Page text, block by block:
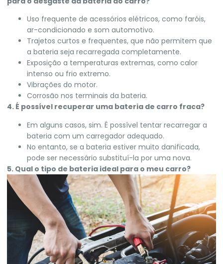
Uso frequente de acessórios elétricos, como faróis,
ar-condicionado e som automotivo.
Trajetos curtos e frequentes, que não permitem que
a bateria seja recarregada completamente.
Exposição a temperaturas extremas, como calor
intenso ou frio extremo.
Vibrações do motor.
Corrosão nos terminais da bateria.
4. É possível recuperar uma bateria de carro fraca?
Em alguns casos, sim. É possível tentar recarregar a
bateria com um carregador adequado.
No entanto, se a bateria estiver muito danificada,
pode ser necessário substituí-la por uma nova.
5. Qual o tipo de bateria ideal para o meu carro?